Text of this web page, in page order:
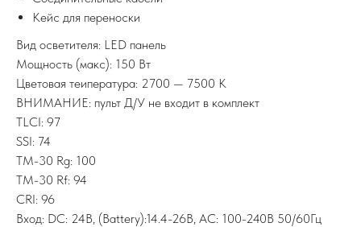
Кейс для переноски
Вид осветителя: LED панель
Мощность (макс): 150 Вт
Цветовая теипература: 2700 — 7500 K
ВНИМАНИЕ: пульт Д/У не входит в комплект
TLCI: 97
SSI: 74
TM-30 Rg: 100
TM-30 Rf: 94
CRI: 96
Вход: DC: 24В, (Battery):14.4-26В, AC: 100-240В 50/60Гц